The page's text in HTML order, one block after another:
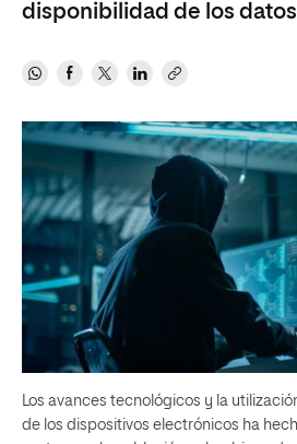
disponibilidad de los
Los avances tecnológicos y la
de los dispositivos electrónicos ha